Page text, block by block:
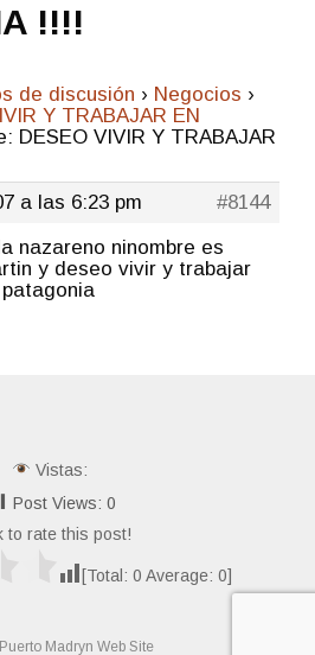
!!!!
de discusión › Negocios ›
Y TRABAJAR EN
DESEO VIVIR Y TRABAJAR
a las 6:23 pm
#8144
nazareno ninombre es
y deseo vivir y trabajar
Vistas:
Post Views: 0
to rate this post!
[Total: 0 Average: 0]
Madryn Web Site